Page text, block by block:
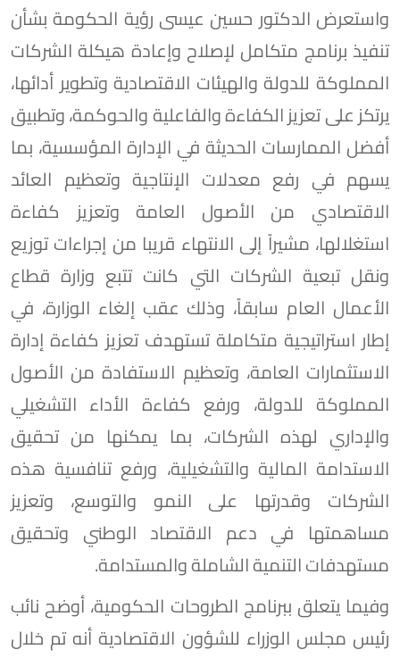
واستعرض الدكتور حسين عيسى رؤية الحكومة بشأن
تنفيذ برنامج متكامل لإصلاح وإعادة هيكلة الشركات
المملوكة للدولة والهيئات الاقتصادية وتطوير أدائها،
يرتكز على تعزيز الكفاءة والفاعلية والحوكمة، وتطبيق
أفضل الممارسات الحديثة في الإدارة المؤسسية، بما
يسهم في رفع معدلات الإنتاجية وتعظيم العائد
الاقتصادي من الأصول العامة وتعزيز كفاءة
استغلالها، مشيراً إلى الانتهاء قريبا من إجراءات توزيع
ونقل تبعية الشركات التي كانت تتبع وزارة قطاع
الأعمال العام سابقاً، وذلك عقب إلغاء الوزارة، في
إطار استراتيجية متكاملة تستهدف تعزيز كفاءة إدارة
الاستثمارات العامة، وتعظيم الاستفادة من الأصول
المملوكة للدولة، ورفع كفاءة الأداء التشغيلي
والإداري لهذه الشركات، بما يمكنها من تحقيق
الاستدامة المالية والتشغيلية، ورفع تنافسية هذه
الشركات وقدرتها على النمو والتوسع، وتعزيز
مساهمتها في دعم الاقتصاد الوطني وتحقيق
مستهدفات التنمية الشاملة والمستدامة.
وفيما يتعلق ببرنامج الطروحات الحكومية، أوضح نائب
رئيس مجلس الوزراء للشؤون الاقتصادية أنه تم خلال